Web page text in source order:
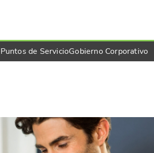
Puntos de ServicioGobierno Corporativo